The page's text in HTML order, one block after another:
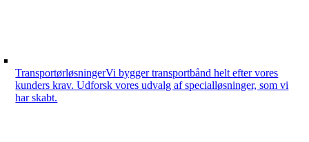
TransportørløsningerVi bygger transportbånd helt efter vores
kunders krav. Udforsk vores udvalg af specialløsninger, som vi
har skabt.